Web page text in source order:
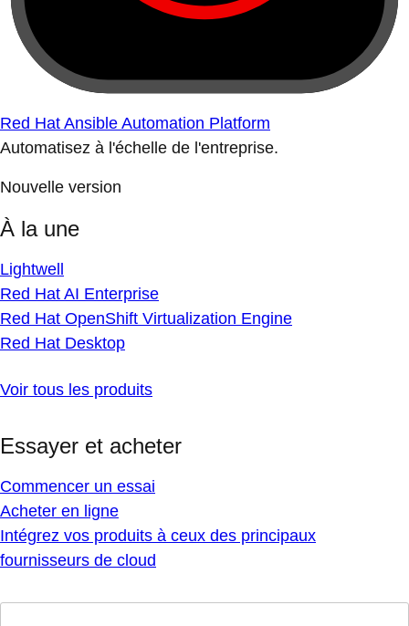
Red Hat Ansible Automation Platform
Automatisez à l'échelle de l'entreprise.
Nouvelle version
À la une
Lightwell
Red Hat AI Enterprise
Red Hat OpenShift Virtualization Engine
Red Hat Desktop
Voir tous les produits
Essayer et acheter
Commencer un essai
Acheter en ligne
Intégrez vos produits à ceux des principaux
fournisseurs de cloud